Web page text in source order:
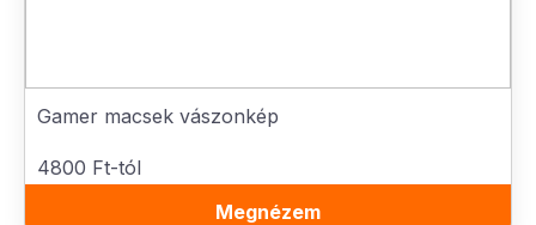
Gamer macsek vászonkép
4800 Ft-tól
Megnézem